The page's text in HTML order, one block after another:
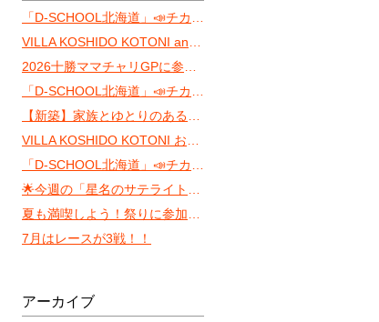
7月はレースが3戦！！
アーカイブ